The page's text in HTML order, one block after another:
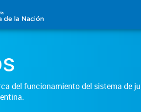
del funcionamiento del sistema de